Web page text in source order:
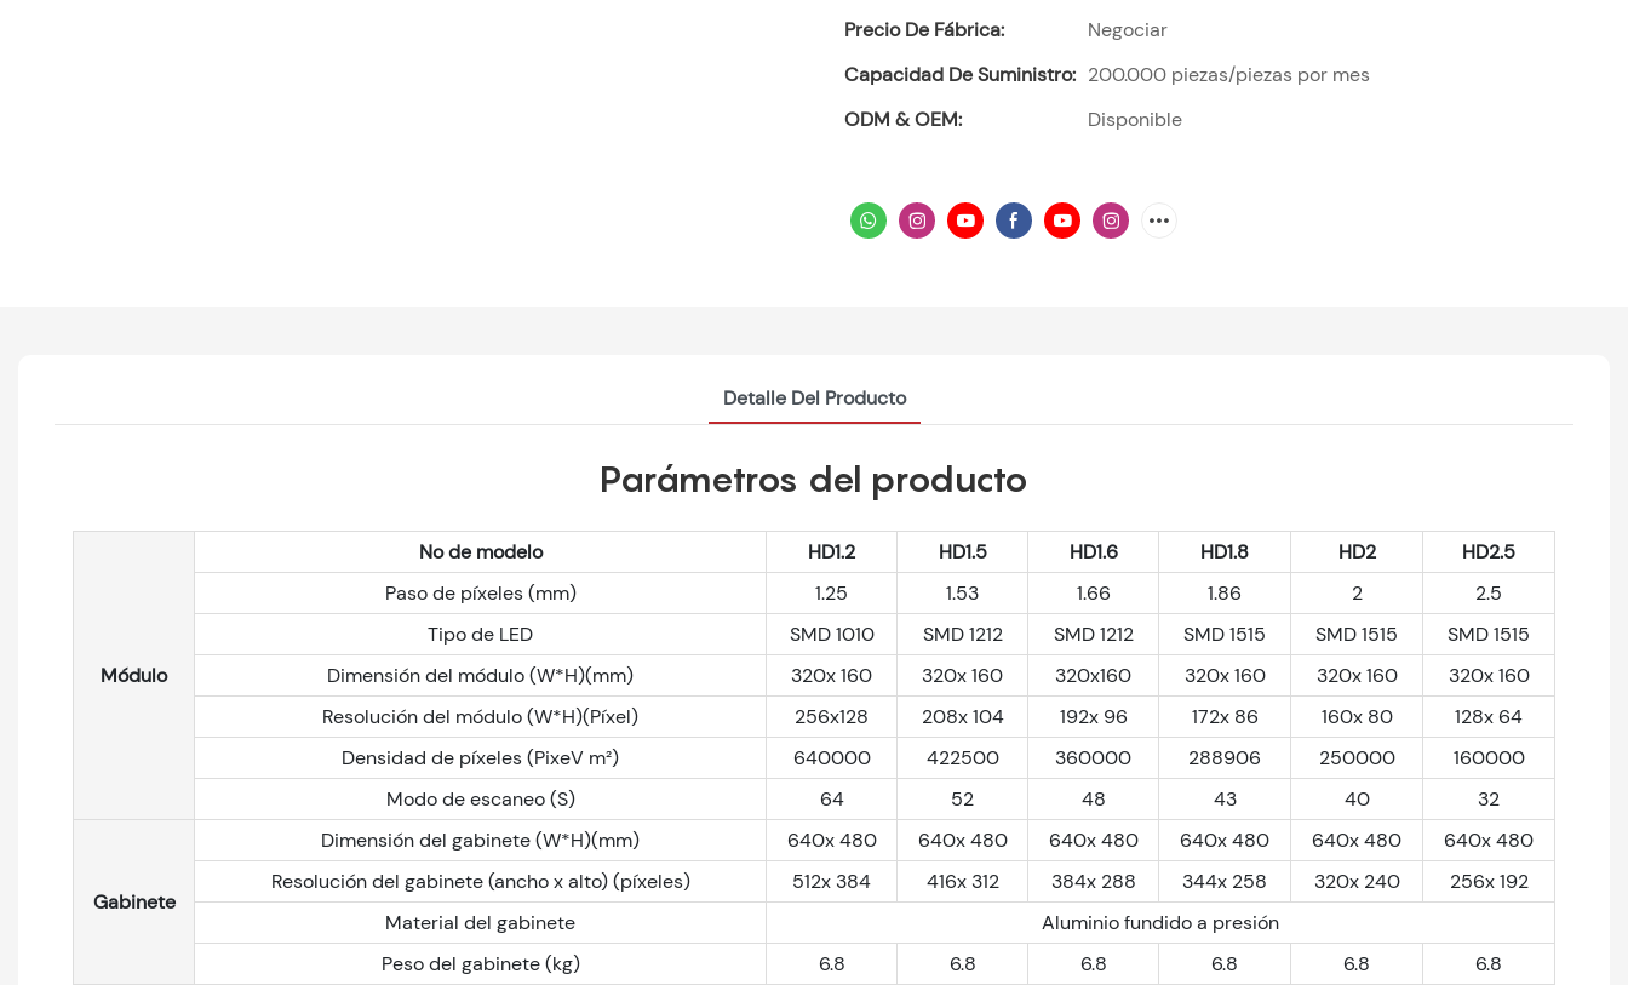
Precio De Fábrica:
Negociar
Capacidad De Suministro: 200.000 piezas/piezas por mes
ODM & OEM:
Disponible
Detalle Del Producto
Parámetros del producto
Módulo
No de modelo HD1.2 HD1.5 HD1.6 HD1.8 HD2
HD2.5
Paso de píxeles (mm)
1.25 1.53 1.66 1.86 2
2.5
Tipo de LED
SMD 1010 SMD 1212 SMD 1212 SMD 1515 SMD 1515
SMD 1515
Dimensión del módulo (W*H)(mm)
320x 160 320x 160 320x160 320x 160 320x 160
320x 160
Resolución del módulo (W*H)(Píxel)
256x128 208x 104 192x 96 172x 86 160x 80
128x 64
Densidad de píxeles (PixeV m²)
640000 422500 360000 288906 250000
160000
Modo de escaneo (S)
64 52 48 43 40 32
Gabinete
Dimensión del gabinete (W*H)(mm) 640x 480 640x 480 640x 480 640x 480 640x 480
640x 480
Resolución del gabinete (ancho x alto) (píxeles)
512x 384 416x 312 384x 288 344x 258 320x 240
256x 192
Material del gabinete
Aluminio fundido a presión
Peso del gabinete (kg)
6.8 6.8 6.8 6.8 6.8 6.8